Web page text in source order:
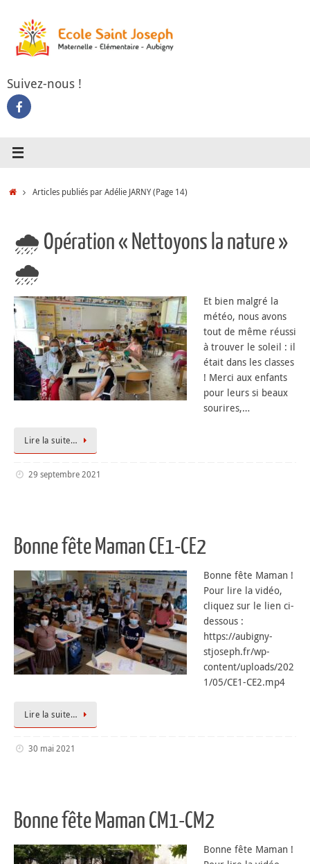
contenu
Suivez-nous !
AccueilArticles publiés par Adélie JARNY(Page 14)
🌧 Opération « Nettoyons la nature »
🌧
Et bien malgré la
météo, nous avons
tout de même réussi
à trouver le soleil : il
était dans les classes
! Merci aux enfants
pour leurs si beaux
sourires,…
Lire la suite…
29 septembre 2021
Bonne fête Maman CE1-CE2
Bonne fête Maman !
Pour lire la vidéo,
cliquez sur le lien ci-
dessous :
https://aubigny-
stjoseph.fr/wp-
content/uploads/202
1/05/CE1-CE2.mp4
Lire la suite…
30 mai 2021
Bonne fête Maman CM1-CM2
Bonne fête Maman !